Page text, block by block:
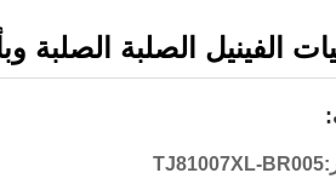
الفينيل الصلبة الصلبة
TJ81007XL-BR005